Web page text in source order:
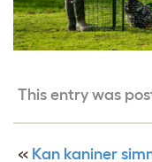
This entry was
« Kan kaniner